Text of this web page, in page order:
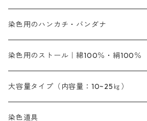
紫色系
緑色系
茶色系
橙色系
緑色系
茶色系
灰色系
茶色｜20g入りのみ公開
灰色｜20g入りのみ公開
黒色
捺染糊
エロ―M3G｜定番の色合い
エロー ＭＧＲ｜明るい緑みの黄色
オレンジ系
オレンヂMG｜黄みの橙色
オレンヂMGD（定番の色合い）
赤色系
レットMFB｜赤色（定番の色合い）
レットMG｜黄みの朱色
青色系
ネビーブルーMB（定番の色合い）
紫色系
ファストエロ―5GN（黄色）
NSBAブルー
群青
白色｜胡粉
黒色｜在庫処分特価
緑色｜在庫処分特価
茶色｜在庫処分特価
インド茜・西洋茜の個別販売
媒染剤
アルミ媒染剤
鉄媒染剤
ソーダ灰｜アルカリ性のPH調整剤
藍染
ぶどう糖
染色用途のハンカチ・バンダナ
塩基性染料（混色可能）
ビスマークブロンB｜赤茶色
塩基性エロ―｜液体タイプ
オリジナル染料｜スス竹色｜ミキセット
初心者向けお試しセット販売
インディゴピュア
アルカリ剤
ハイドロサルファイトコンク
染色用のハンカチ・バンダナ
45cm×45cm（ハンカチ）｜端の始末も
54cm×54cm（バンダナ）｜端の始末も
染色用のストール｜綿100％・絹100％
大容量タイプ（内容量：10~25㎏）
芒硝｜綿の染色時の吸収促進剤
染色道具